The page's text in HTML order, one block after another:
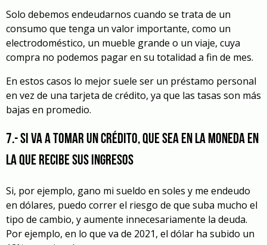
Solo debemos endeudarnos cuando se trata de un
consumo que tenga un valor importante, como un
electrodoméstico, un mueble grande o un viaje, cuya
compra no podemos pagar en su totalidad a fin de mes.
En estos casos lo mejor suele ser un préstamo personal
en vez de una tarjeta de crédito, ya que las tasas son más
bajas en promedio.
7.- Si va a tomar un crédito, que sea en la moneda en
la que recibe sus ingresos
Si, por ejemplo, gano mi sueldo en soles y me endeudo
en dólares, puedo correr el riesgo de que suba mucho el
tipo de cambio, y aumente innecesariamente la deuda.
Por ejemplo, en lo que va de 2021, el dólar ha subido un